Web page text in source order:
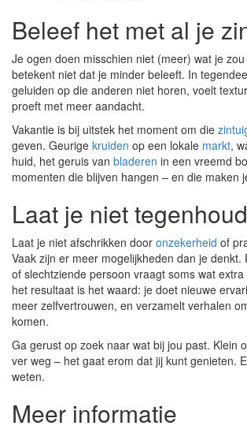
Beleef het met al je
Je ogen doen misschien niet (meer) wat je
betekent niet dat je minder beleeft. In
geluiden op die anderen niet horen, voelt
proeft met meer aandacht.
Vakantie is bij uitstek het moment om die
geven. Geurige kruiden op een lokale markt,
huid, het geruis van bladeren in een vreemd
momenten die blijven hangen – en die maken
Laat je niet
Laat je niet afschrikken door onzekerheid of
Vaak zijn er meer mogelijkheden dan je denkt.
of slechtziende persoon vraagt soms wat
het resultaat is het waard: je doet nieuwe
meer zelfvertrouwen, en verzamelt verhalen
komen.
Ga gerust op zoek naar wat bij jou past. Klein
ver weg – het gaat erom dat jij kunt genieten.
weten.
Meer informatie